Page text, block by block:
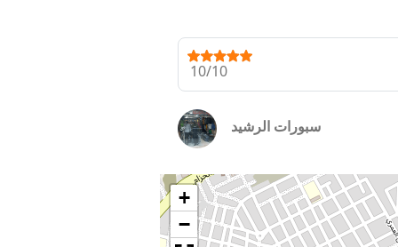
10/10
سبورات الرشيد
+
−